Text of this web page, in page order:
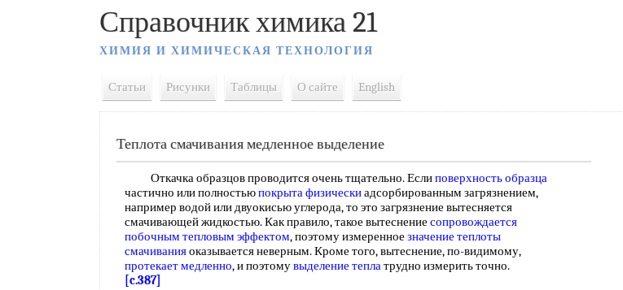
Справочник химика 21
ХИМИЯ И ХИМИЧЕСКАЯ ТЕХНОЛОГИЯ
Статьи Рисунки Таблицы О сайте English
Теплота смачивания медленное выделение
Откачка образцов проводится очень тщательно. Еслиповерхность образца
частично или полностьюпокрыта физическиадсорбированным загрязнением,
например водой или двуокисью углерода, то это загрязнение вытесняется
смачивающей жидкостью. Как правило, такое вытеснение сопровождается
побочным тепловым эффектом, поэтому измеренное значение теплоты
смачиванияоказывается неверным. Кроме того, вытеснение, по-видимому,
протекает медленно, и поэтомувыделение теплатрудно измерить точно.
[c.387]